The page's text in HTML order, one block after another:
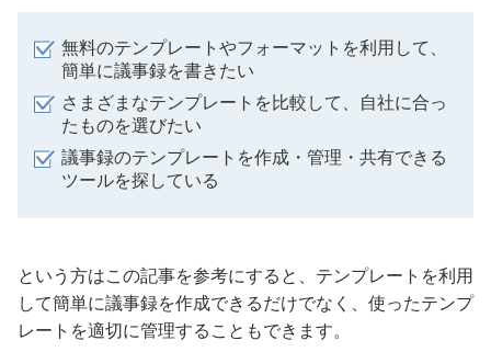
無料のテンプレートやフォーマットを利用して、
簡単に議事録を書きたい
さまざまなテンプレートを比較して、自社に合っ
たものを選びたい
議事録のテンプレートを作成・管理・共有できる
ツールを探している
という方はこの記事を参考にすると、テンプレートを利用
して簡単に議事録を作成できるだけでなく、使ったテンプ
レートを適切に管理することもできます。